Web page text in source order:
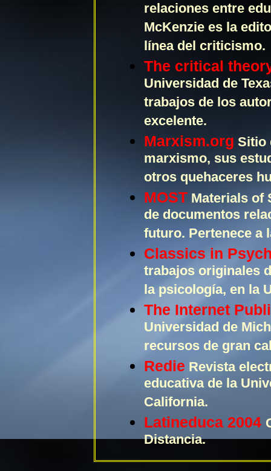
relaciones entre
McKenzie es la
línea del criticismo.
The critical
Universidad de
trabajos de los
excelente.
Marxism.org Sitio
marxismo, sus
otros quehaceres
MOST Materials of
de documentos
futuro. Pertenece a
Classics in
trabajos originales
la psicología, en la
The Internet
Universidad de
recursos de gran
Redie Revista
educativa de la
California.
Latineduca 2004
Distancia.